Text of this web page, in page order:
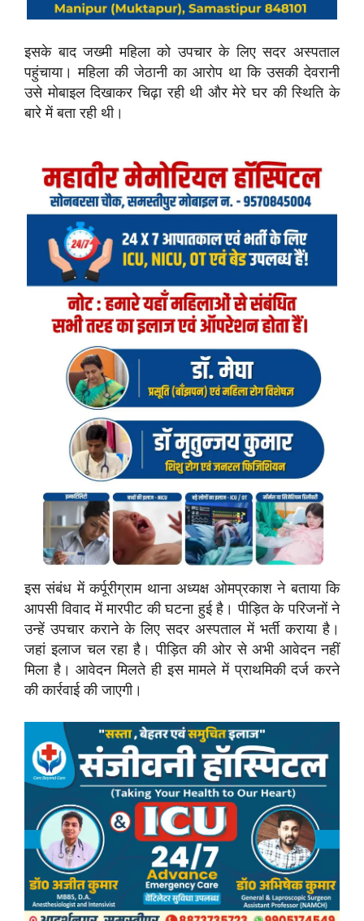
इसके बाद जख्मी महिला को उपचार के लिए सदर अस्पताल
पहुंचाया। महिला की जेठानी का आरोप था कि उसकी देवरानी
उसे मोबाइल दिखाकर चिढ़ा रही थी और मेरे घर की स्थिति के
बारे में बता रही थी।
इस संबंध में कर्पूरीग्राम थाना अध्यक्ष ओमप्रकाश ने बताया कि
आपसी विवाद में मारपीट की घटना हुई है। पीड़ित के परिजनों ने
उन्हें उपचार कराने के लिए सदर अस्पताल में भर्ती कराया है।
जहां इलाज चल रहा है। पीड़ित की ओर से अभी आवेदन नहीं
मिला है। आवेदन मिलते ही इस मामले में प्राथमिकी दर्ज करने
की कार्रवाई की जाएगी।